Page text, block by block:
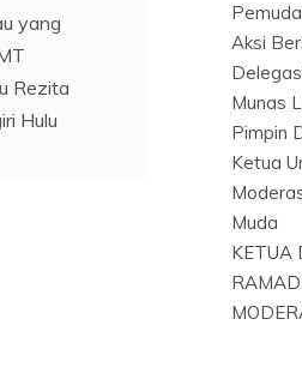
yang
Rezita
Hulu
Aksi
Munas
Pimpin
Ketua
Muda
KETUA